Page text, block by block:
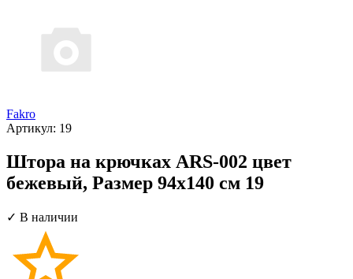
Fakro
Артикул: 19
Штора на крючках ARS-002 цвет
бежевый, Размер 94х140 см 19
✓ В наличии